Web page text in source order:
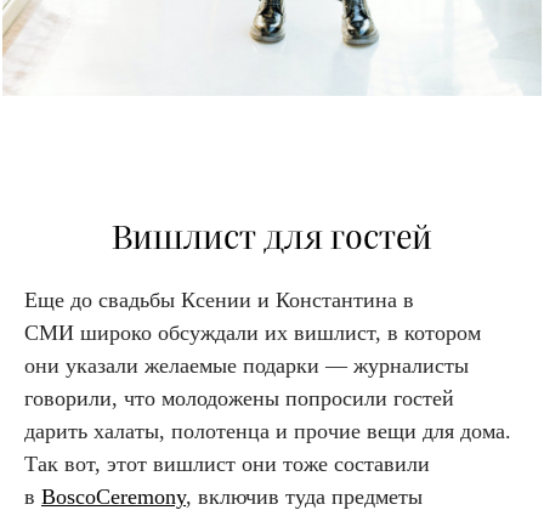
Вишлист для гостей
Еще до свадьбы Ксении и Константина в
СМИ широко обсуждали их вишлист, в котором
они указали желаемые подарки — журналисты
говорили, что молодожены попросили гостей
дарить халаты, полотенца и прочие вещи для дома.
Так вот, этот вишлист они тоже составили
в BoscoCeremony, включив туда предметы